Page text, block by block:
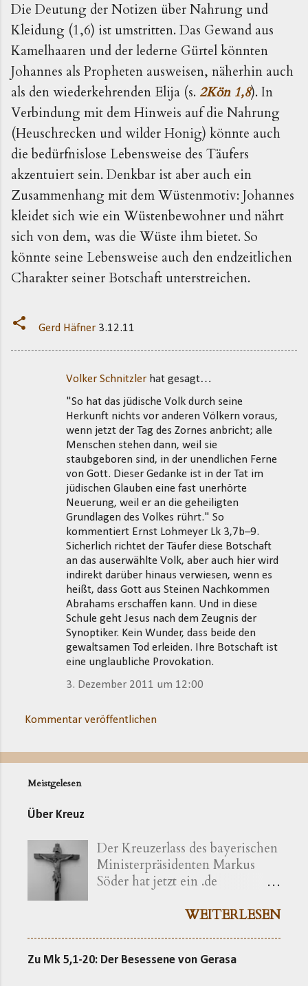
Die Deutung der Notizen über Nahrung und
Klei­dung (1,6) ist umstritten. Das Gewand aus
Kamelhaaren und der lederne Gürtel könnten
Johannes als Propheten ausweisen, näherhin auch
als den wiederkehrenden Elija (s. 2Kön 1,8). In
Verbindung mit dem Hinweis auf die Nahrung
(Heuschrecken und wilder Honig) könnte auch
die bedürfnislose Lebensweise des Täufers
akzentuiert sein. Denkbar ist aber auch ein
Zusammenhang mit dem Wüstenmotiv: Johannes
kleidet sich wie ein Wüstenbewohner und nährt
sich von dem, was die Wüste ihm bietet. So
könnte seine Lebensweise auch den endzeitlichen
Charakter seiner Botschaft unterstreichen.
Gerd Häfner 3.12.11
Volker Schnitzler hat gesagt…
"So hat das jüdische Volk durch seine
Herkunft nichts vor anderen Völkern voraus,
wenn jetzt der Tag des Zornes anbricht; alle
Menschen stehen dann, weil sie
staubgeboren sind, in der unendlichen Ferne
von Gott. Dieser Gedanke ist in der Tat im
jüdischen Glauben eine fast unerhörte
Neuerung, weil er an die geheiligten
Grundlagen des Volkes rührt." So
kommentiert Ernst Lohmeyer Lk 3,7b–9.
Sicherlich richtet der Täufer diese Botschaft
an das auserwählte Volk, aber auch hier wird
indirekt darüber hinaus verwiesen, wenn es
heißt, dass Gott aus Steinen Nachkommen
Abrahams erschaffen kann. Und in diese
Schule geht Jesus nach dem Zeugnis der
Synoptiker. Kein Wunder, dass beide den
gewaltsamen Tod erleiden. Ihre Botschaft ist
eine unglaubliche Provokation.
3. Dezember 2011 um 12:00
Kommentar veröffentlichen
Meistgelesen
Über Kreuz
Der Kreuzerlass des bayerischen
Ministerpräsidenten Markus
Söder hat jetzt ein .de
Der Vorgang gibt sich im
erkennen. Die »Ökumenische
WEITERLESEN
Zu Mk 5,1-20: Der Besessene von Gerasa